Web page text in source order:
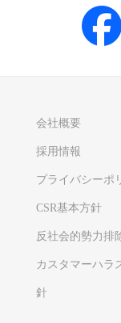
会社概要
採用情報
プライバシーポ
CSR基本方針
反社会的勢力排
カスタマーハラ
針